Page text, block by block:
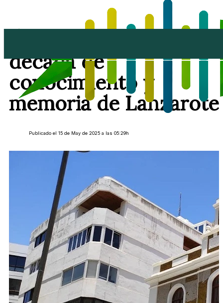
década de
conocimiento y
memoria de Lanzarote
Publicado el 15 de May de 2025 a las 05:29h